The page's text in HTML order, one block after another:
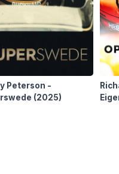
Peterson -
(2025)